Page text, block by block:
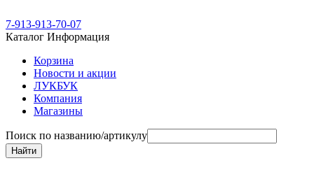
7-913-913-70-07
Каталог Информация
Корзина
Новости и акции
ЛУКБУК
Компания
Магазины
Поиск по названию/артикулу